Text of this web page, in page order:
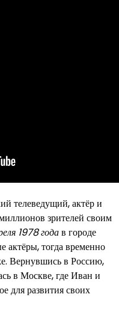
телеведущий, актёр и
зрителей своим
1978 годав городе
актёры, тогда временно
Вернувшись в Россию,
в Москве, где Иван и
для развития своих